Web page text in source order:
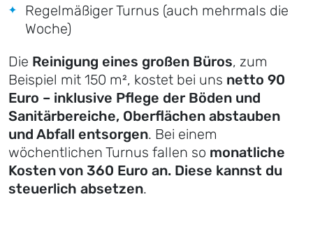
Regelmäßiger Turnus (auch mehrmals die
Woche)
Die Reinigung eines großen Büros, zum
Beispiel mit 150 m², kostet bei uns netto 90
Euro – inklusive Pflege der Böden und
Sanitärbereiche, Oberflächen abstauben
und Abfall entsorgen. Bei einem
wöchentlichen Turnus fallen so monatliche
Kosten von 360 Euro an. Diese kannst du
steuerlich absetzen.